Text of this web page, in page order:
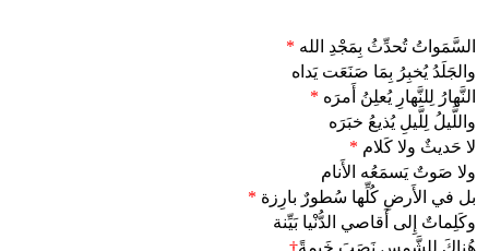
السَّمَواتُ تُحدِّثُ بِمَجْدِ الله *
والجَلَدُ يُخبِرُ بِمَا صَنَعَت يَداه
النَّهارُ لِلنَّهارِ يُعلِنُ أَمرَه *
واللَّيلُ لِلَّيلِ يُذيعُ خبَرَه
لا حَديثٌ ولا كَلام *
ولا صَوتٌ يَسمَعُه الأَنام
بل في الأَرضِ كُلِّها سُطورٌ بارِزة *
وكَلِماتٌ إِلى أَقاصي الدُّنْيا بَيِّنة